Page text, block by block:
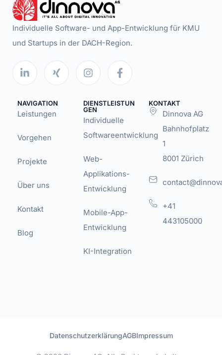
Individuelle Software- und App-Entwicklung für KMU
und Startups in der DACH-Region.
NAVIGATION
Leistungen
Vorgehen
Projekte
Über uns
Kontakt
Blog
DIENSTLEISTUN
GEN
Individuelle
Softwareentwicklung
Web-
Applikations-
Entwicklung
Mobile-App-
Entwicklung
KI-Integration
KONTAKT
Dinnova AG
Bahnhofplatz
1
8001 Zürich
+41
443105000
DatenschutzerklärungAGBImpressum